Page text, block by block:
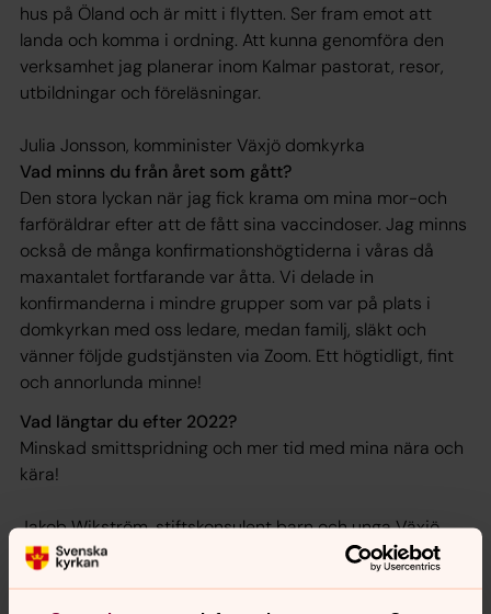
hus på Öland och är mitt i flytten. Ser fram emot att
landa och komma i ordning. Att kunna genomföra den
verksamhet jag planerar inom Kalmar pastorat, resor,
utbildningar och föreläsningar.
Julia Jonsson, komminister Växjö domkyrka
Vad minns du från året som gått?
Den stora lyckan när jag fick krama om mina mor-och
farföräldrar efter att de fått sina vaccindoser. Jag minns
också de många konfirmationshögtiderna i våras då
maxantalet fortfarande var åtta. Vi delade in
konfirmanderna i mindre grupper som var på plats i
domkyrkan med oss ledare, medan familj, släkt och
vänner följde gudstjänsten via Zoom. Ett högtidligt, fint
och annorlunda minne!
Vad längtar du efter 2022?
Minskad smittspridning och mer tid med mina nära och
kära!
Jakob Wikström, stiftskonsulent barn och unga Växjö
stiftstkansli
Vad minns du från året som gått?